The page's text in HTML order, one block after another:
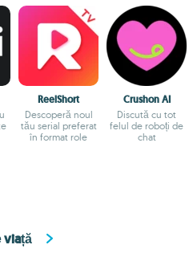
ReelShort
Descoperă noul
tău serial preferat
în format role
Crushon AI
Discută cu tot
felul de roboți de
chat
viață